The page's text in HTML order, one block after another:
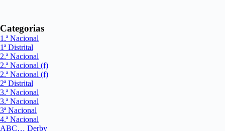
Categorias
1.ª Nacional
1ª Distrital
2.ª Nacional
2.ª Nacional (f)
2.ª Nacional (f)
2ª Distrital
3.ª Nacional
3.ª Nacional
3ª Nacional
4.ª Nacional
ABC… Derby